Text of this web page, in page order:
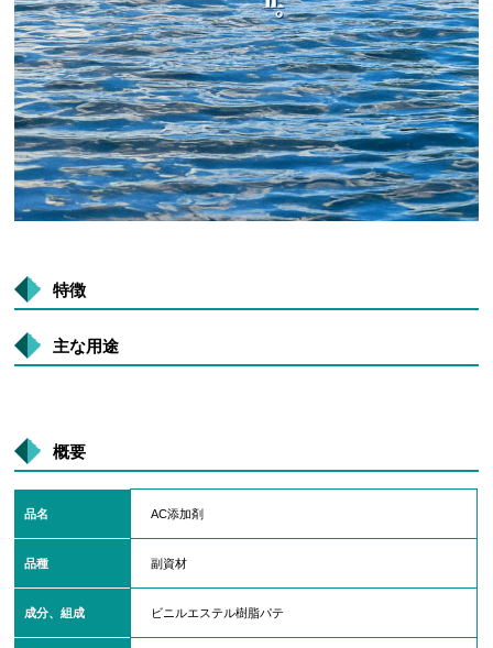
特徴
主な用途
概要
品名 AC添加剤
品種 副資材
成分、組成 ビニルエステル樹脂パテ